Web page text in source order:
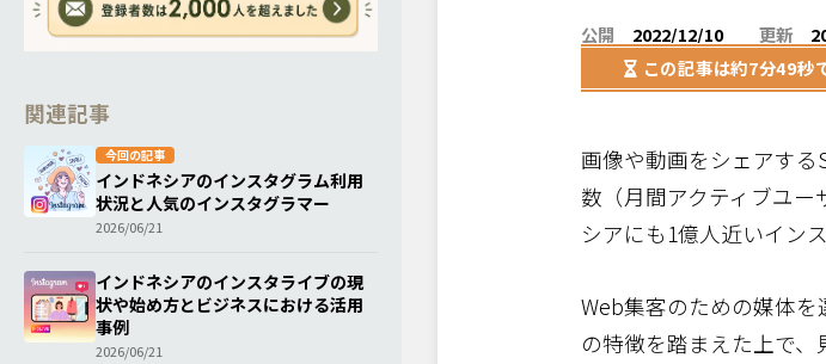
関連記事
今回の記事
インドネシアのインスタグラム利用
状況と人気のインスタグラマー
2026/06/21
インドネシアのインスタライブの現
状や始め方とビジネスにおける活用
事例
2026/06/21
公開 2022/12/10 更新
この記事は約7分49秒
画像や動画をシェアする
数（月間アクティブユ
シアにも1億人近いイン
Web集客のための媒体
の特徴を踏まえた上で